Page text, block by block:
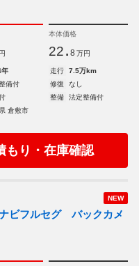
本体価格
22. 8 万円
走行
7.5万km
備付 修復
なし
整備
法定整備付
倉敷市
もり・在庫確認
NEW
ビフルセグ バックカメ